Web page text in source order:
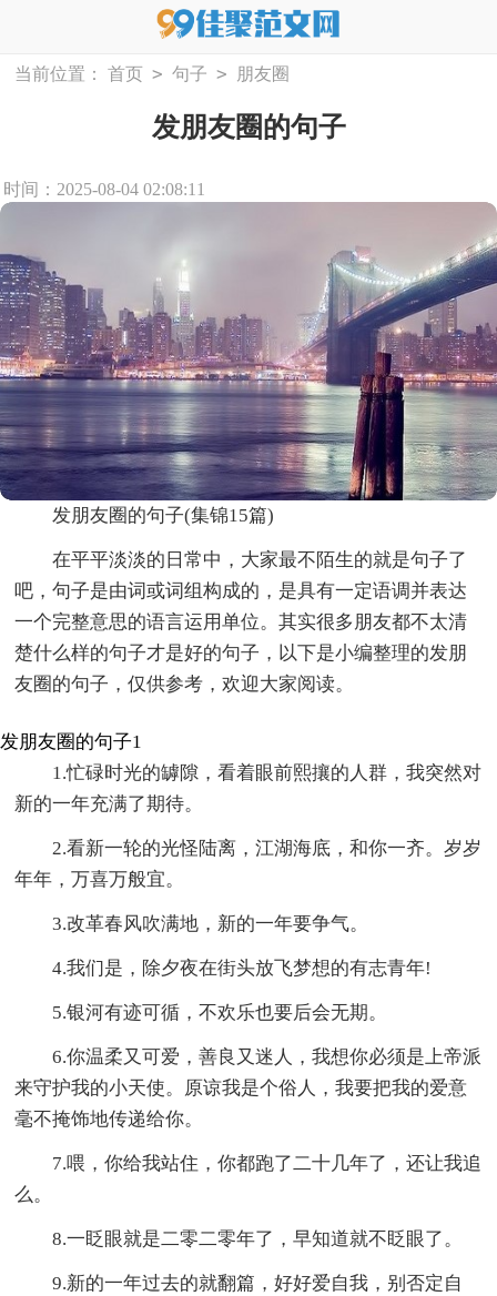
当前位置： 首页 > 句子 > 朋友圈
发朋友圈的句子
时间：2025-08-04 02:08:11
发朋友圈的句子(集锦15篇)
在平平淡淡的日常中，大家最不陌生的就是句子了
吧，句子是由词或词组构成的，是具有一定语调并表达
一个完整意思的语言运用单位。其实很多朋友都不太清
楚什么样的句子才是好的句子，以下是小编整理的发朋
友圈的句子，仅供参考，欢迎大家阅读。
发朋友圈的句子1
1.忙碌时光的罅隙，看着眼前熙攘的人群，我突然对
新的一年充满了期待。
2.看新一轮的光怪陆离，江湖海底，和你一齐。岁岁
年年，万喜万般宜。
3.改革春风吹满地，新的一年要争气。
4.我们是，除夕夜在街头放飞梦想的有志青年!
5.银河有迹可循，不欢乐也要后会无期。
6.你温柔又可爱，善良又迷人，我想你必须是上帝派
来守护我的小天使。原谅我是个俗人，我要把我的爱意
毫不掩饰地传递给你。
7.喂，你给我站住，你都跑了二十几年了，还让我追
么。
8.一眨眼就是二零二零年了，早知道就不眨眼了。
9.新的一年过去的就翻篇，好好爱自我，别否定自